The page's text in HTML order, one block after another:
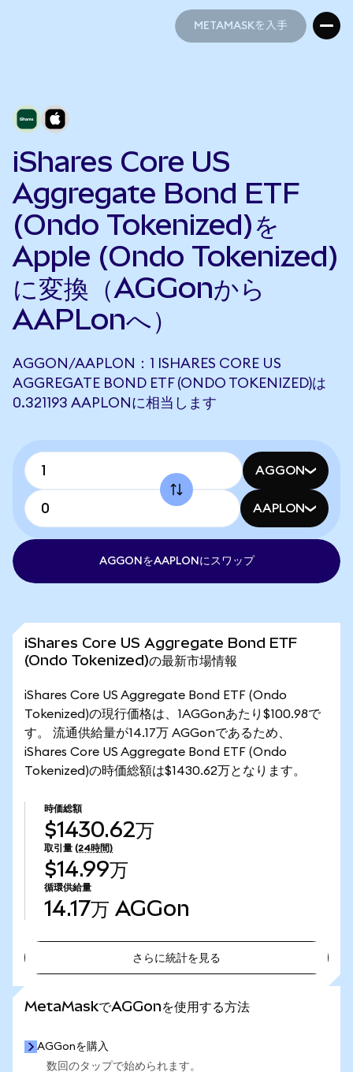
METAMASKを入手
iShares Core US
Aggregate Bond ETF
(Ondo Tokenized)を
Apple (Ondo Tokenized)
に変換（AGGonから
AAPLonへ）
AGGON/AAPLON：1 ISHARES CORE US
AGGREGATE BOND ETF (ONDO TOKENIZED)は
0.321193 AAPLONに相当します
AGGON
AAPLON
AGGONをAAPLONにスワップ
iShares Core US Aggregate Bond ETF
(Ondo Tokenized)の最新市場情報
iShares Core US Aggregate Bond ETF (Ondo
Tokenized)の現行価格は、1AGGonあたり$100.98で
す。 流通供給量が14.17万 AGGonであるため、
iShares Core US Aggregate Bond ETF (Ondo
Tokenized)の時価総額は$1430.62万となります。
時価総額
$1430.62万
取引量 (24時間)
$14.99万
循環供給量
14.17万 AGGon
さらに統計を見る
MetaMaskでAGGonを使用する方法
AGGonを購入
数回のタップで始められます。